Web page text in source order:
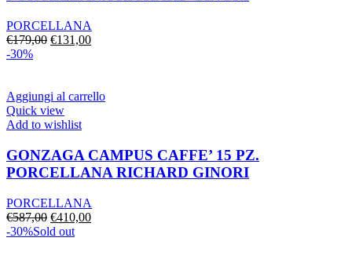
PORCELLANA
€179,00 Il
€179,00.
€131,00Il
€131,00.
-30%
Aggiungi al carrello
Quick view
Add to wishlist
GONZAGA CAMPUS CAFFE’ 15 PZ.
PORCELLANA RICHARD GINORI
PORCELLANA
€587,00 Il
prezzo
€410,00Il
-30%Sold out